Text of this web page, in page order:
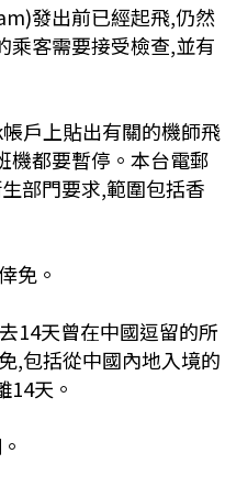
發出前已經起飛,仍然
乘客需要接受檢查,並有
戶上貼出有關的機師飛
機都要暫停。本台電郵
部門要求,範圍包括香
免。
14天曾在中國逗留的所
,包括從中國內地入境的
14天。